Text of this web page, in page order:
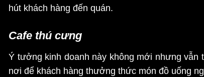
hút khách hàng đến quán.
Cafe thú cưng
Ý tưởng kinh doanh này không mới nhưng vẫn
nơi để khách hàng thưởng thức món đồ uống